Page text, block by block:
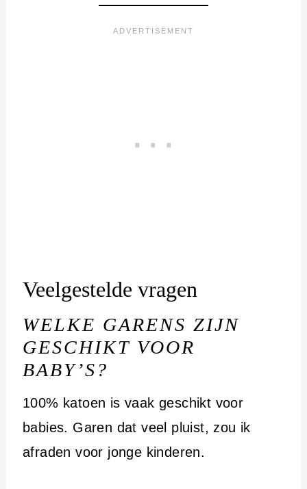
Veelgestelde vragen
WELKE GARENS ZIJN
GESCHIKT VOOR
BABY’S?
100% katoen is vaak geschikt voor
babies. Garen dat veel pluist, zou ik
afraden voor jonge kinderen.